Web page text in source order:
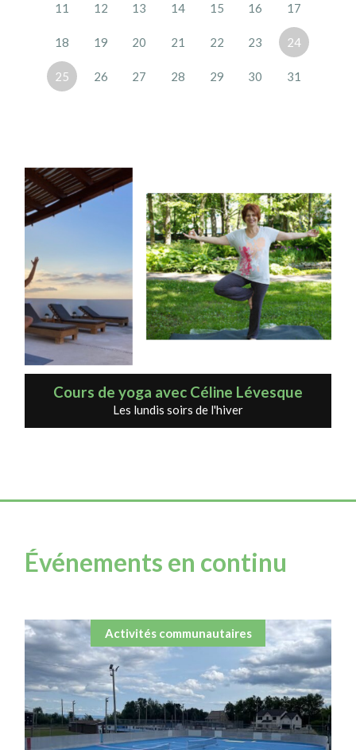
11 12 13 14 15 16 17
18 19 20 21 22 23 24
25 26 27 28 29 30 31
Cours de yoga avec Céline Lévesque
Les lundis soirs de l'hiver
Événements en continu
Activités communautaires